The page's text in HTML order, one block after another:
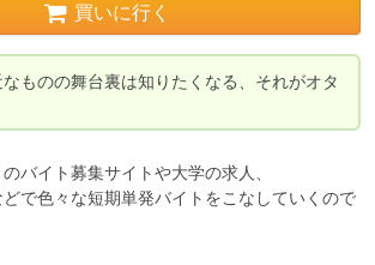
買いに行く
ものの舞台裏は知りたくなる、それがオタ
バイト募集サイトや大学の求人、
で色々な短期単発バイトをこなしていくので